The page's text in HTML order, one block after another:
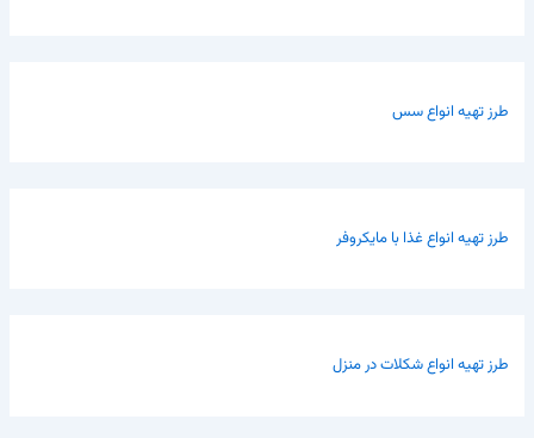
طرز تهیه انواع سس
طرز تهیه انواع غذا با مایکروفر
طرز تهیه انواع شکلات در منزل